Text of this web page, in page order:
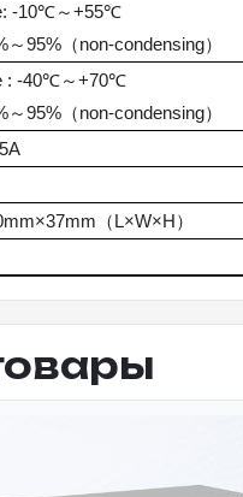
-10℃～+55℃
95%（non-condensing）
: -40℃～+70℃
95%（non-condensing）
（L×W×H）